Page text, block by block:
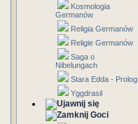
Kosmologia
Germanów
Religia Germanów
Religie Germanów
Saga o
Nibelungach
Stara Edda - Prolog
Yggdrasil
Goci